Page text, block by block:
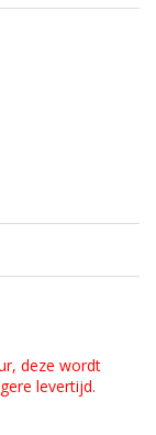
deze wordt
levertijd.